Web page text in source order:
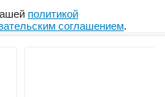
политикой
соглашением.